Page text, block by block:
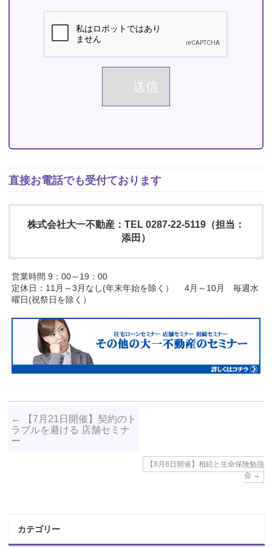
直接お電話でも受付ております
株式会社大一不動産：TEL 0287-22-5119（担当：
添田）
営業時間 9：00～19：00
定休日：11月～3月なし(年末年始を除く） 4月～10月 毎週水
曜日(祝祭日を除く）
←
【7月21日開催】契約のト
ラブルを避ける 店舗セミナ
ー
【8月8日開催】相続と生命保険勉強
会→
カテゴリー